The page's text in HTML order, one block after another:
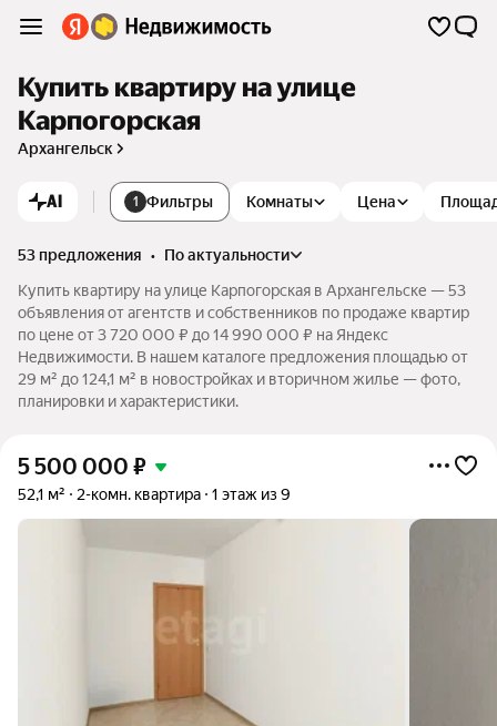
Купить квартиру на улице
Карпогорская
Архангельск
AI 1 Фильтры Комнаты Цена
53 предложения •
по актуальности
Купить квартиру на улице Карпогорская в Архангельске — 53
объявления от агентств и собственников по продаже квартир
по цене от 3 720 000 ₽ до 14 990 000 ₽ на Яндекс
Недвижимости. В нашем каталоге предложения площадью от
29 м² до 124,1 м² в новостройках и вторичном жилье — фото,
планировки и характеристики.
5 500 000 ₽
52,1 м² 2-комн. квартира 1 этаж из 9